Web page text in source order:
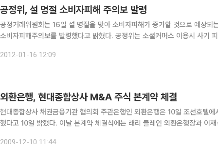
공정위, 설 명절 소비자피해 주의보 발령
공정거래위원회는 16일 설 명절을 맞아 소비자피해가 증가할 것으로 예상
소비자피해주의보를 발령했다고 밝혔다. 공정위는 소셜커머스 이용시 사기 피해 예방 차원에서 스마트 컨슈머
2012-01-16 12:09
외환은행, 현대종합상사 M&A 주식 본계약 체결
현대종합상사 채권금융기관 협의회 주관은행인 외환은행은 10일 조선호텔
했다고 10일 밝혔다. 이날 본계약 체결식에는 래리 클레인 외환은행장과 이재성 현대중공업 대표 등이 참석했다. 이로써 현대중공업 컨소
2009-12-10 11:44